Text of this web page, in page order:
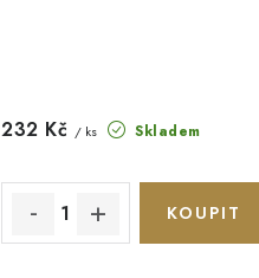
Skladem
232 Kč / ks